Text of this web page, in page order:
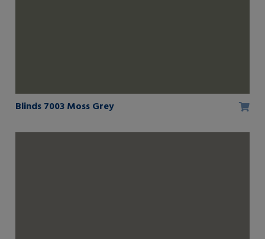
Blinds 7003 Moss Grey